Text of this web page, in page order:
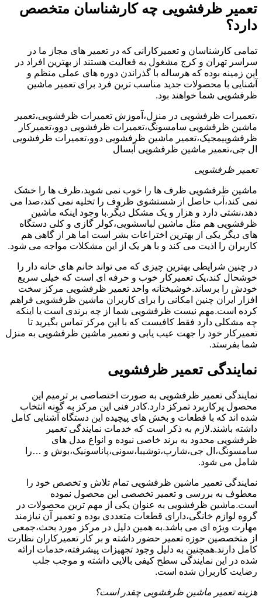
تعمیر ظرفشویی چه کارشناسان متخصص
دارد؟
تمامی کارشناسان و تعمیرکارانی که در تعمیر های مجاز ما در
سراسر تهران و کرج مشغول به فعالیت هستند از بهترین افراد در
این زمینه بوده که هرساله با گذراندن دوره های عملی منظم و
آشنایی با محصولات جدید مناسب ترین فرد برای تعمیر ماشین
ظرفشویی شما خواهند بود.
،تعمیرات ظرفشویی در منزل،آموزش تعمیرات ظرفشویی،تعمیر
ماشین ظرفشویی سامسونگ،تعمیرات ظرفشویی دوو،تعمیرکار
ظرفشوییمجیک،تعمیر ماشین ظرفشویی دوو،تعمیرات ظرفشویی
ال جی،تعمیر ماشین ظرفشویی آبسال
تعمیر ظرفشویی
ماشین ظرفشویی ظرف ها را خوب نمی شوید،ظرف ها را خشک
نمی کند،آب حاصل از شستشوی ظروف را تخلیه نمی کند،صدا می
دهد،نشتی دارد و هزار و یک مشکل دیگر.با وجود اینکه ماشین
ظرفشویی هم مثل ماشین لباسشویی،کولر گازی و کلی دستگاه
های دیگر یکی از بهترین اختراعات بشر است اما هر از گاهی هم
کاربران را اذیت می کند و با هر یک از این مشکلات مواجه می شود.
در چنین شرایطی بهترین چیزی که می تواند خانم های خانه دار را
خوشحال کند،یک تعمیرکار خوب و حرفه ای است که خیلی سریع
خودش را برساند.خوشبختانه واحد تعمیر ظرفشویی مرکز سخت
افزار ایران چنین امکانی را برای کاربران ماشین ظرفشویی فراهم
کرده است.مهم نیست ظرفشویی شما از چه برندی است یا اینکه
چه مشکلی دارد فقط کافیست که با این مرکز تماس بگیرید تا
تعمیرکار خود را جهت عیب یابی و تعمیر ماشین ظرفشویی به منزل
شما بفرستد.
نمایندگی تعمیر ظرفشویی
نمایندگی تعمیر ظرفشویی به صورت اختصاصی بر ترمیم این
محصول پرکاربرد تمرکز دارد.کادر فنی این مرکز به گونه انتخاب
شده اند که با قطعات و بخش های پیچیده این دستگاه آشنایی کامل
داشته باشند.لازم به ذکر است که خدمات نمایندگی تعمیر
ظرفشویی محدود به برند خاصی نبوده و انواع مدل های
سامسونگ،ال جی،شارپ،توشیبا،سونی،پاناسونیک،بوش و …را
شامل می شود.
نمایندگی تعمیر ماشین ظرفشویی تمام تلاش و تخصص خود را
معطوف به بررسی و تعمیر تخصصی این محصول نموده
است.ماشین ظرفشویی به عنوان یکی از مهم ترین محصولات در
گروه لوازم خانگی،دارای قطعات متعددی بوده و تعمیر آن نیازمند
مهارت ویژه ای می باشد.به همین دلیل در مرکز مورد بحث،جمعی
از متخصصین حوزه تعمیر حضور داشته و بر کار تعمیرکاران نظارت
کامل دارند.همچنین به دلیل وجود تجهیزات پیشرفته،خدمات ارائه
شده در این نمایندگی سطح کیفی بالایی داشته و موجب جلب
رضایت کاربران شده است.
هزینه تعمیر ماشین ظرفشویی چقدر است؟